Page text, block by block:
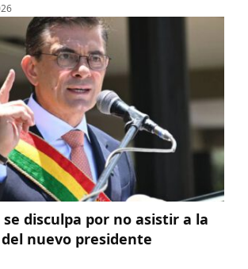
se disculpa por no asistir a la
nuevo presidente